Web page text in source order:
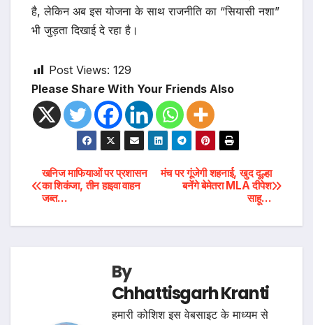
है, लेकिन अब इस योजना के साथ राजनीति का “सियासी नशा”
भी जुड़ता दिखाई दे रहा है।
Post Views: 129
Please Share With Your Friends Also
Post
navigation
मंच पर गूंजेगी शहनाई, खुद दूल्हा
बनेंगे बेमेतरा MLA दीपेश
साहू…
खनिज माफियाओं पर प्रशासन
का शिकंजा, तीन हाइवा वाहन
जब्त…
By
Chhattisgarh Kranti
हमारी कोशिश इस वेबसाइट के माध्यम से